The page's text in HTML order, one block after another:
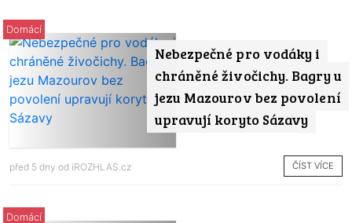
Nebezpečné pro vodáky i
chráněné živočichy. Bagry u
jezu Mazourov bez povolení
upravují koryto Sázavy
Domácí
před 5 dny od iROZHLAS.cz ČÍST VÍCE
Domácí